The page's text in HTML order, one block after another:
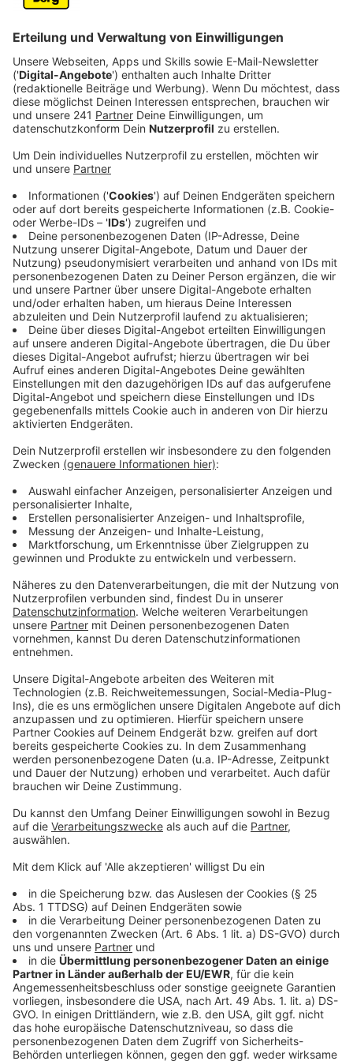
Anzeige
Vor allem im Zülpicher Viertel, auf den Ringen und in
Synagoge wie bereits am 11.11. mit Gittern und
außerdem bei der Wahl der Kostüme auf politische
Provokationen oder täuschend echten Waffen zu
verzichten.
Um zu kontrollieren, ob an den Kontrollschleusen zum
Zülpicher Viertel alles korrekt läuft, sind dort der Zoll
und das Ordnungsamt im Einsatz. Dabei geht es zum
Beispiel darum, dass keine Feiernden gegen
Bestechung durchgelassen werden. Wer plant, dort zu
feiern, muss aber unter anderem Lautsprecher zu
Hause lassen: Sie sind aus Sicherheitsgründen
verboten.
Verhindern von Wildpinklern sein. Es drohen Bußgelder
von bis zu 200 Euro. Die Polizei will mit einem
Großaufgebot stadtweit präsent sein, um
Schlägereien aber auch Belästigungen zu verhindern.
Sie warnt außerdem vor Taschendieben im Gedränge.
Anzeige
Viele Sperrungen in der Stadt
Anzeige
Wird es wegen der vielen Feiernden zu voll, hält die
KVB aus Sicherheits-Gründen nicht mehr am Heumarkt.
Auch rund um den Barbarossaplatz und die Ringe
fahren die Bahnen anders als sonst. Darum aufs Auto
auszuweichen, ist aber keine gute Idee – vor allem in
der Innenstadt. Hier gibt es zahlreiche Sperrungen:
Unter anderem kann die Luxemburger Straße zwischen
Barbarossaplatz und Weißhausstraße gesperrt werden.
Latäng auf die Uni Wiesen geleitet. Außerdem sind
praktisch alle Nebenstraßen im Kwartier Latäng und
der Altstadt dicht.
Anzeige